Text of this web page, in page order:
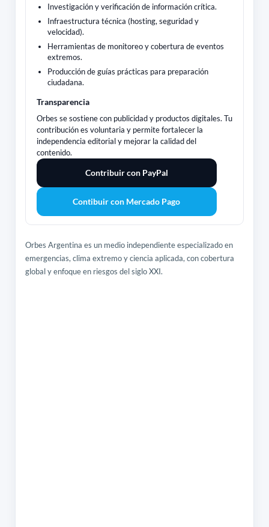
Investigación y verificación de información crítica.
Infraestructura técnica (hosting, seguridad y
velocidad).
Herramientas de monitoreo y cobertura de eventos
extremos.
Producción de guías prácticas para preparación
ciudadana.
Transparencia
Orbes se sostiene con publicidad y productos digitales. Tu
contribución es voluntaria y permite fortalecer la
independencia editorial y mejorar la calidad del
contenido.
Contribuir con PayPal
Contibuir con Mercado Pago
Orbes Argentina es un medio independiente especializado en
emergencias, clima extremo y ciencia aplicada, con cobertura
global y enfoque en riesgos del siglo XXI.